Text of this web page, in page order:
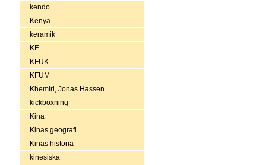
kendo
Kenya
keramik
KF
KFUK
KFUM
Khemiri, Jonas Hassen
kickboxning
Kina
Kinas geografi
Kinas historia
kinesiska